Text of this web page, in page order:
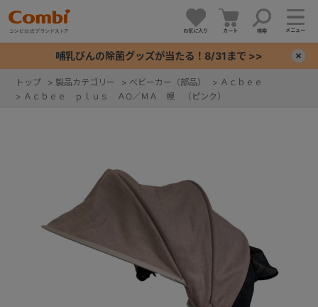
お気に入り カート 検索 メニュー
哺乳びんの除菌グッズが当たる！8/31まで >>
トップ > 製品カテゴリー > ベビーカー（部品） > Ａｃｂｅｅ
> Ａｃｂｅｅ ｐｌｕｓ ＡO／ＭＡ 幌 （ピンク）